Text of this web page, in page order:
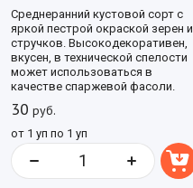
Среднеранний кустовой сорт с
яркой пестрой окраской зерен и
стручков. Высокодекоративен,
вкусен, в технической спелости
может использоваться в
качестве спаржевой фасоли.
30 руб.
от 1 уп по 1 уп